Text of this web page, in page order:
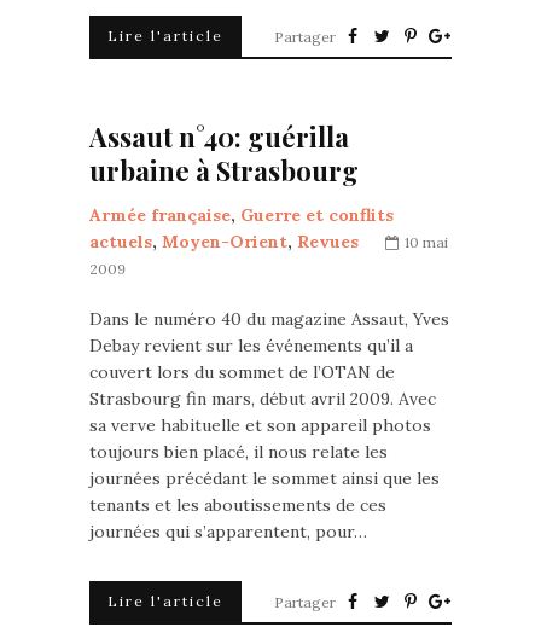
Lire l'article Partager
Assaut n°40: guérilla
urbaine à Strasbourg
Armée française, Guerre et conflits
actuels, Moyen-Orient, Revues
10 mai
2009
Dans le numéro 40 du magazine Assaut, Yves
Debay revient sur les événements qu’il a
couvert lors du sommet de l’OTAN de
Strasbourg fin mars, début avril 2009. Avec
sa verve habituelle et son appareil photos
toujours bien placé, il nous relate les
journées précédant le sommet ainsi que les
tenants et les aboutissements de ces
journées qui s’apparentent, pour…
Lire l'article Partager